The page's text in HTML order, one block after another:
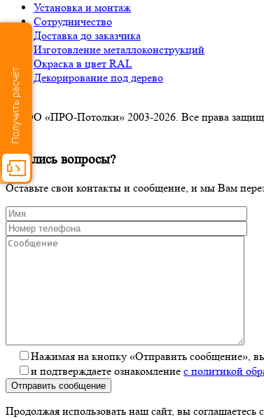
Установка и монтаж
Сотрудничество
Доставка до заказчика
Изготовление металлоконструкций
Окраска в цвет RAL
Декорирование под дерево
© ООО «ПРО-Потолки» 2003-2026. Все права
×
Остались вопросы?
Оставьте свои контакты и сообщение, и мы Вам
Нажимая на кнопку «Отправить сообщение»,
и подтверждаете ознакомление с политикой
Отправить сообщение
Продолжая использовать наш сайт, вы соглашаетесь с
Получить расчёт